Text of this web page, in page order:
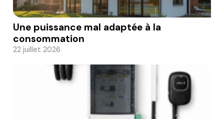
Une puissance mal adaptée à la
consommation
22 juillet 2026